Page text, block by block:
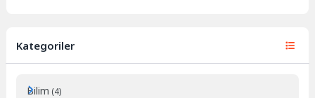
Kategoriler
Bilim (4)